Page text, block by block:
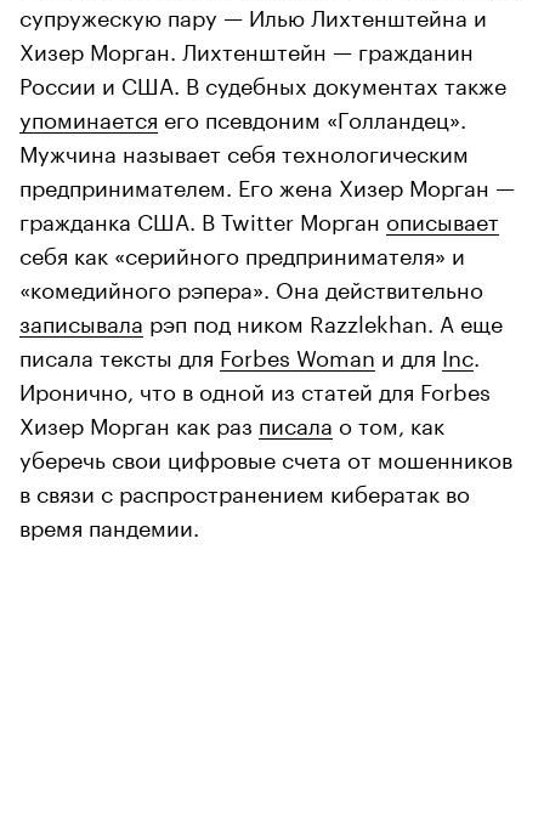
супружескую пару — Илью Лихтенштейна и
Хизер Морган. Лихтенштейн — гражданин
России и США. В судебных документах также
упоминается его псевдоним «Голландец».
Мужчина называет себя технологическим
предпринимателем. Его жена Хизер Морган —
гражданка США. В Twitter Морган описывает
себя как «серийного предпринимателя» и
«комедийного рэпера». Она действительно
записывала рэп под ником Razzlekhan. А еще
писала тексты для Forbes Woman и для Inc
Иронично, что в одной из статей для Forbes
Хизер Морган как раз писала о том, как
уберечь свои цифровые счета от мошенников
в связи с распространением кибератак во
время пандемии.